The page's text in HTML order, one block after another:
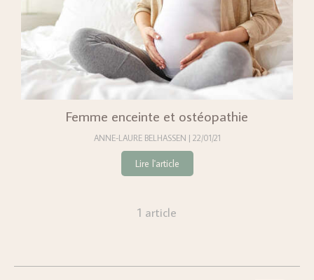
Femme enceinte et ostéopathie
ANNE-LAURE BELHASSEN 22/01/21
Lire l'article
1 article